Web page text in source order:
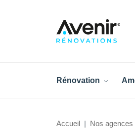
Rénovation
Accueil Nos agences